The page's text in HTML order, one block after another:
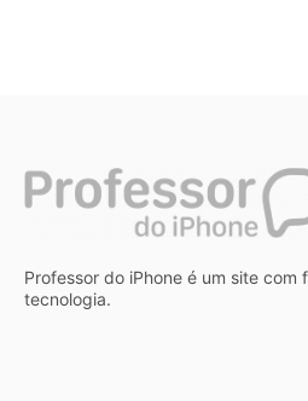
Professor do iPhone é um site com
tecnologia.